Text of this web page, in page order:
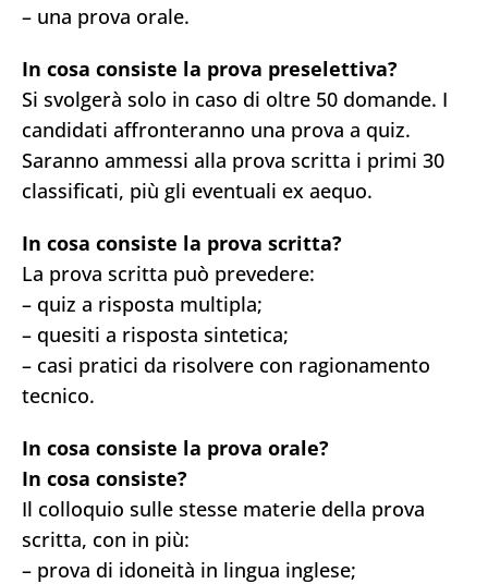
– una prova orale.
In cosa consiste la prova preselettiva?
Si svolgerà solo in caso di oltre 50 domande. I
candidati affronteranno una prova a quiz.
Saranno ammessi alla prova scritta i primi 30
classificati, più gli eventuali ex aequo.
In cosa consiste la prova scritta?
La prova scritta può prevedere:
– quiz a risposta multipla;
– quesiti a risposta sintetica;
– casi pratici da risolvere con ragionamento
tecnico.
In cosa consiste la prova orale?
In cosa consiste?
Il colloquio sulle stesse materie della prova
scritta, con in più:
– prova di idoneità in lingua inglese;